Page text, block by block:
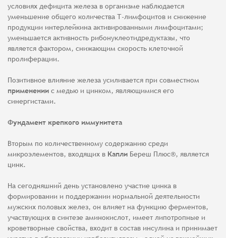
условиях дефицита железа в организме наблюдается
уменьшение общего количества Т-лимфоцитов и снижение
продукции интерлейкина активированными лимфоцитами;
уменьшается активность рибонуклеотидредуктазы, что
является фактором, снижающим скорость клеточной
пролиферации.
Позитивное влияние железа усиливается при совместном
применении с медью и цинком, являющимися его
синергистами.
Фундамент крепкого иммунитета
Вторым по количественному содержанию среди
микроэлементов, входящих в Капли Береш Плюс®, является
цинк.
На сегодняшний день установлено участие цинка в
формировании и поддержании нормальной деятельности
мужских половых желез, он влияет на функцию ферментов,
участвующих в синтезе аминокислот, имеет липотропные и
кроветворные свойства, входит в состав инсулина и принимает